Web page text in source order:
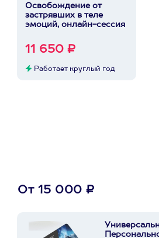
Освобождение от
застрявших в теле
эмоций, онлайн-сессия
11 650 ₽
Работает круглый год
От 15 000 ₽